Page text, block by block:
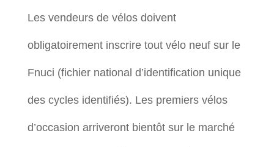
Les vendeurs de vélos doivent
obligatoirement inscrire tout vélo neuf sur le
Fnuci (fichier national d’identification unique
des cycles identifiés). Les premiers vélos
d’occasion arriveront bientôt sur le marché